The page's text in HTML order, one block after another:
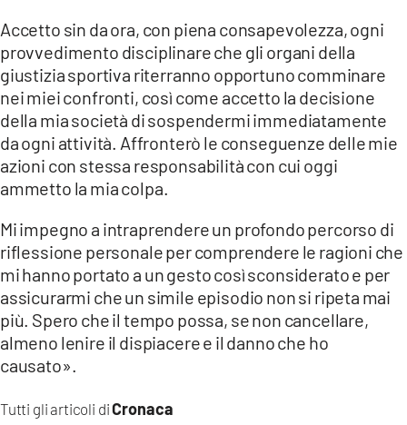
Tutti gli articoli diCronaca
Accetto sin da ora, con piena consapevolezza, ogni
provvedimento disciplinare che gli organi della
giustizia sportiva riterranno opportuno comminare
nei miei confronti, così come accetto la decisione
della mia società di sospendermi immediatamente
da ogni attività. Affronterò le conseguenze delle mie
azioni con stessa responsabilità con cui oggi
ammetto la mia colpa.
Mi impegno a intraprendere un profondo percorso di
riflessione personale per comprendere le ragioni che
mi hanno portato a un gesto così sconsiderato e per
assicurarmi che un simile episodio non si ripeta mai
più. Spero che il tempo possa, se non cancellare,
almeno lenire il dispiacere e il danno che ho
causato».